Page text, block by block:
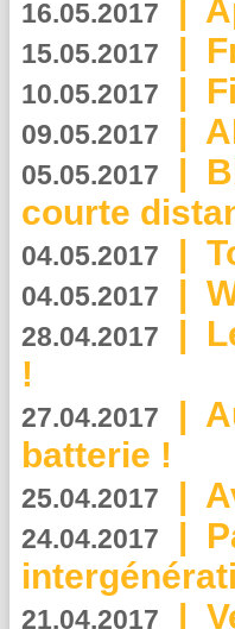
16.05.2017 |
15.05.2017 |
10.05.2017 |
09.05.2017 |
05.05.2017 |
courte
04.05.2017 |
04.05.2017 |
28.04.2017 |
!
27.04.2017 |
batterie !
25.04.2017 |
24.04.2017 |
21.04.2017 |